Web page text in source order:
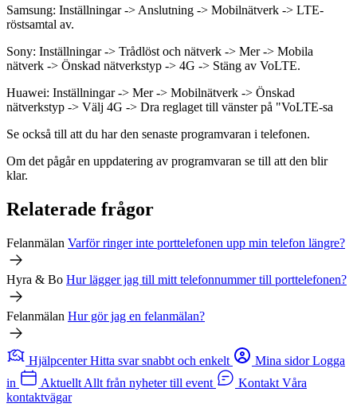
Samsung: Inställningar -> Anslutning -> Mobilnätverk -> LTE-
röstsamtal av.
Sony: Inställningar -> Trådlöst och nätverk -> Mer -> Mobila
nätverk -> Önskad nätverkstyp -> 4G -> Stäng av VoLTE.
Huawei: Inställningar -> Mer -> Mobilnätverk -> Önskad
nätverkstyp -> Välj 4G -> Dra reglaget till vänster på "VoLTE-sa
Se också till att du har den senaste programvaran i telefonen.
Om det pågår en uppdatering av programvaran se till att den blir
klar.
Relaterade frågor
Felanmälan Varför ringer inte porttelefonen upp min telefon längre?
Hyra & Bo Hur lägger jag till mitt telefonnummer till porttelefonen?
Felanmälan Hur gör jag en felanmälan?
Hjälpcenter Hitta svar snabbt och enkelt Mina sidor Logga
in
Aktuellt Allt från nyheter till event Kontakt Våra
kontaktvägar